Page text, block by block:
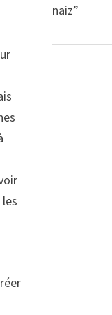
naiz”